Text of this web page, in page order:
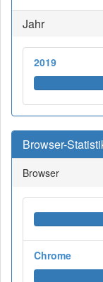
Jahr
2019
Browser-
Browser
Chrome